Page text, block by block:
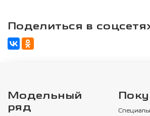
Поделиться в
Модельный
ряд